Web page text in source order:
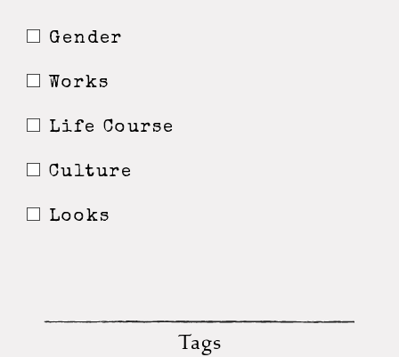
Gender
Works
Life Course
Culture
Looks
Tags